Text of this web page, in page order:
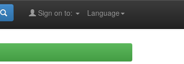
Language
Sign on to: